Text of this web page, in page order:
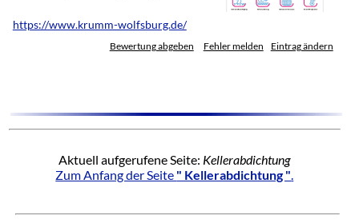
https://www.krumm-wolfsburg.de/
Bewertung abgeben Fehler melden Eintrag ändern
Aktuell aufgerufene Seite: Kellerabdichtung
Zum Anfang der Seite " Kellerabdichtung ".